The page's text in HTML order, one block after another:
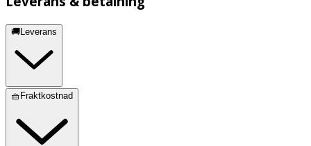
🚚Leverans
🧺Fraktkostnad